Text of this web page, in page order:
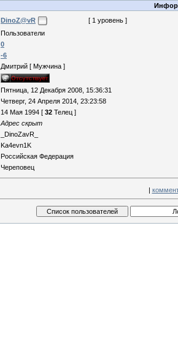
DinoZ@vR
[ 1 уровень ]
Пользователи
0
-6
Дмитрий [ Мужчина ]
Пятница, 12 Декабря 2008, 15:36:31
Четверг, 24 Апреля 2014, 23:23:58
14 Мая 1994 [ 32 Телец ]
Адрес скрыт
_DinoZavR_
Ka4evn1K
Российская Федерация
Череповец
|